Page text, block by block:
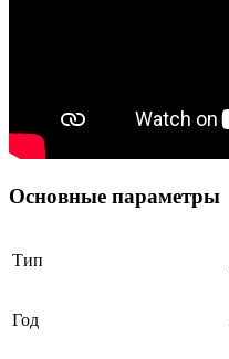
Основные параметры
Тип
Год